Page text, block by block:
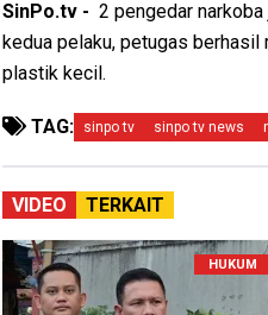
SinPo.tv - 2 pengedar
kedua pelaku, petugas
plastik kecil.
TAG: sinpo tv sinpo tv news
VIDEO TERKAIT
HUKUM